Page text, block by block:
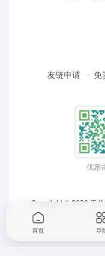
友链申请 免
优惠
Copyright © 2026 于
首页 导